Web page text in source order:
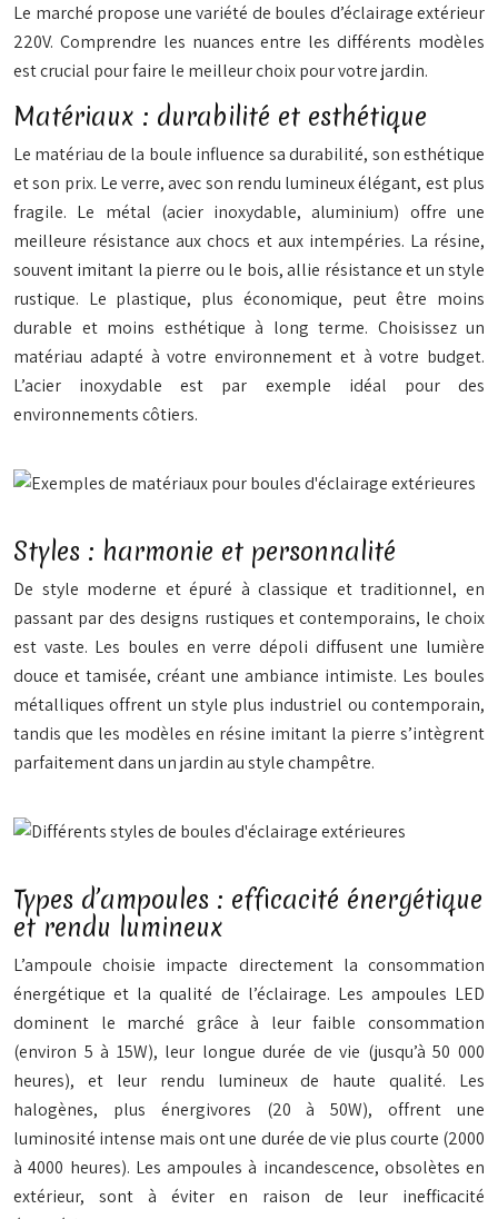
Le marché propose une variété de boules d’éclairage extérieur
220V. Comprendre les nuances entre les différents modèles
est crucial pour faire le meilleur choix pour votre jardin.
Matériaux : durabilité et esthétique
Le matériau de la boule influence sa durabilité, son esthétique
et son prix. Le verre, avec son rendu lumineux élégant, est plus
fragile. Le métal (acier inoxydable, aluminium) offre une
meilleure résistance aux chocs et aux intempéries. La résine,
souvent imitant la pierre ou le bois, allie résistance et un style
rustique. Le plastique, plus économique, peut être moins
durable et moins esthétique à long terme. Choisissez un
matériau adapté à votre environnement et à votre budget.
L’acier inoxydable est par exemple idéal pour des
environnements côtiers.
Styles : harmonie et personnalité
De style moderne et épuré à classique et traditionnel, en
passant par des designs rustiques et contemporains, le choix
est vaste. Les boules en verre dépoli diffusent une lumière
douce et tamisée, créant une ambiance intimiste. Les boules
métalliques offrent un style plus industriel ou contemporain,
tandis que les modèles en résine imitant la pierre s’intègrent
parfaitement dans un jardin au style champêtre.
Types d’ampoules : efficacité énergétique
et rendu lumineux
L’ampoule choisie impacte directement la consommation
énergétique et la qualité de l’éclairage. Les ampoules LED
dominent le marché grâce à leur faible consommation
(environ 5 à 15W), leur longue durée de vie (jusqu’à 50 000
heures), et leur rendu lumineux de haute qualité. Les
halogènes, plus énergivores (20 à 50W), offrent une
luminosité intense mais ont une durée de vie plus courte (2000
à 4000 heures). Les ampoules à incandescence, obsolètes en
extérieur, sont à éviter en raison de leur inefficacité